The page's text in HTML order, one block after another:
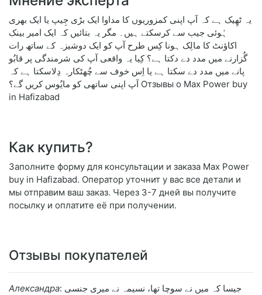
یہ ٹھِیک ہے کہ آپ اپنی کمزوریوں کا مداوا ایک بڑی جِیپ یا ایک بھری
ہُوئی جیب سے کرسکتے ہیں۔ مگر یہ بتائیں کہ ایک امیر بینک
اکاؤنٹ کا مالِک ہونا کِس طرح آپ کو ایک دوشیزہ کے ساتھ رات
گُزارنے میں مدد دے دکتا ہے؟ کِیا یہ واقعی آپ کی شرمندگی پر قابُو
پانے میں مدد دے سکتا ہے یا اِس خوف سے چُھٹکارہ دِلاسکتا ہے کہ
آپ اپنی ساتھی کو مایُوس کریں گے؟ Отзывы о Max Power buy
in Hafizabad
Как купить?
Заполните форму для консультации и заказа Max Power
buy in Hafizabad. Оператор уточнит у вас все детали и
мы отправим ваш заказ. Через 3-7 дней вы получите
посылку и оплатите её при получении.
Отзывы покупателей
Александра: جیسا کہ میں نے سوچا تھا، نسیمہ نے میری جنسی